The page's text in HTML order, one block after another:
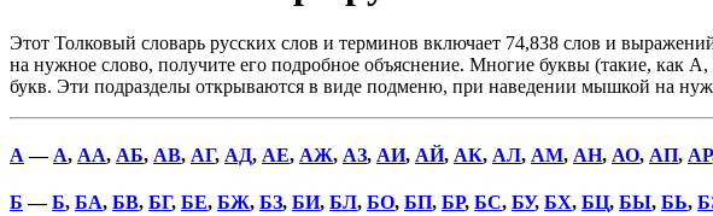
Этот Толковый словарь русских слов и терминов включает 74,838 слов и
на нужное слово, получите его подробное объяснение. Многие буквы (такие, как
букв. Эти подразделы открываются в виде подменю, при наведении мышкой на
А — А, АА, АБ, АВ, АГ, АД, АЕ, АЖ, АЗ, АИ, АЙ, АК, АЛ, АМ, АН, АО, АП, АР
Б —Б, БА, БВ, БГ, БЕ, БЖ, БЗ, БИ, БЛ, БО, БП, БР, БС, БУ, БХ, БЦ, БЫ, БЬ,